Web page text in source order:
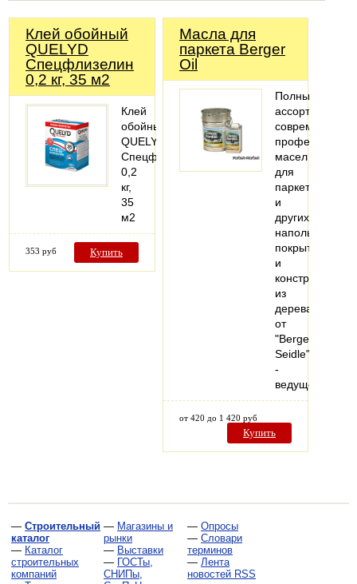
Клей обойный
QUELYD
Спецфлизелин
0,2 кг, 35 м2
Клей
обойный
QUELYD
Спецфлизелин
0,2
кг,
35
м2
353 руб Купить
Масла для
паркета Berger
Oil
Полный
ассортимент
современных
масел
для
паркета
и
других
напольных
покрытий
и
конструкций
из
дерева
от
"Berger-
Seidle"
-
ведущего…
от 420 до 1 420 руб
Купить
— Строительный
каталог
— Каталог
строительных
компаний
— Магазины и
рынки
— Выставки
— ГОСТы,
СНИПы,
— Опросы
— Словари
терминов
— Лента
новостей RSS